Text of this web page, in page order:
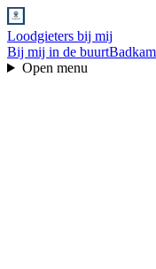
Loodgieters bij mij
Bij mij in de buurt
Open menu